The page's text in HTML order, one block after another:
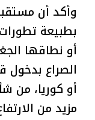
وأكد أن
بطبيعة
أو نطاقها
الصراع بدخول
أو كوريا، من
مزيد من